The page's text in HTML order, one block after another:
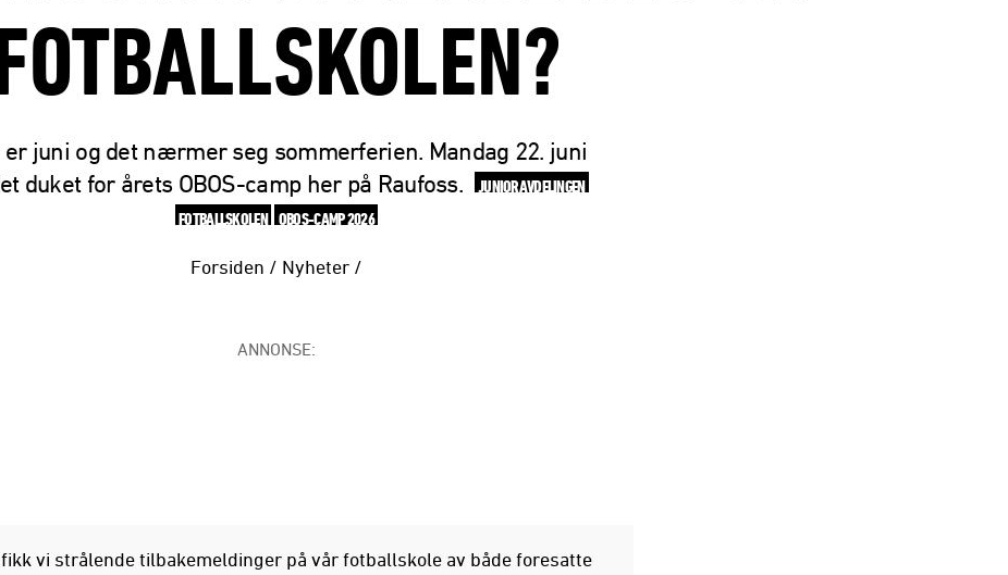
er juni og det nærmer seg sommerferien. Mandag 22. juni
duket for årets OBOS-camp her på Raufoss.
JUNIORAVDELINGEN
FOTBALLSKOLEN OBOS-CAMP 2026
Forsiden / Nyheter /
ANNONSE:
vi strålende tilbakemeldinger på vår fotballskole av både foresatte